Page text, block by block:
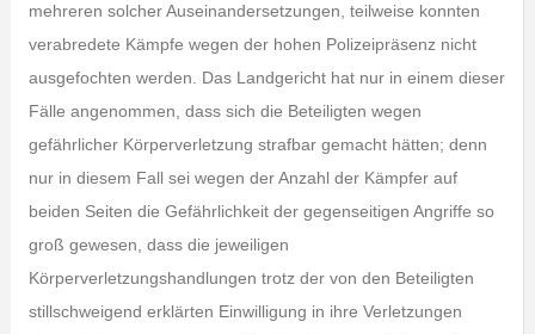
mehreren solcher Auseinandersetzungen, teilweise konnten
verabredete Kämpfe wegen der hohen Polizeipräsenz nicht
ausgefochten werden. Das Landgericht hat nur in einem dieser
Fälle angenommen, dass sich die Beteiligten wegen
gefährlicher Körperverletzung strafbar gemacht hätten; denn
nur in diesem Fall sei wegen der Anzahl der Kämpfer auf
beiden Seiten die Gefährlichkeit der gegenseitigen Angriffe so
groß gewesen, dass die jeweiligen
Körperverletzungshandlungen trotz der von den Beteiligten
stillschweigend erklärten Einwilligung in ihre Verletzungen